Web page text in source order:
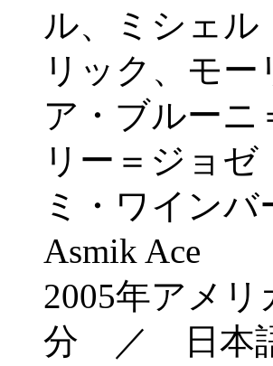
ル、ミシェ
リック、モ
ア・ブルー
リー＝ジョ
ミ・ワイン
Asmik Ace
2005年アメ
分 ／ 日本